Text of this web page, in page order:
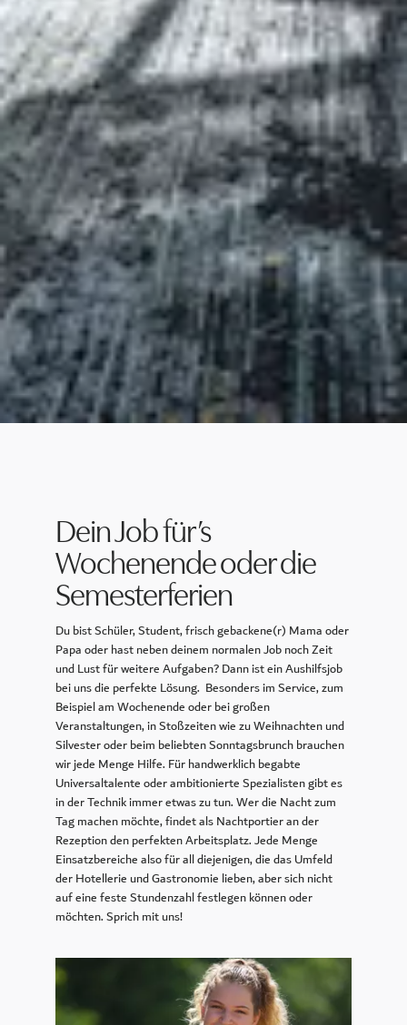
Dein Job für’s
Wochenende oder die
Semesterferien
Du bist Schüler, Student, frisch gebackene(r) Mama oder
Papa oder hast neben deinem normalen Job noch Zeit
und Lust für weitere Aufgaben? Dann ist ein Aushilfsjob
bei uns die perfekte Lösung. Besonders im Service, zum
Beispiel am Wochenende oder bei großen
Veranstaltungen, in Stoßzeiten wie zu Weihnachten und
Silvester oder beim beliebten Sonntagsbrunch brauchen
wir jede Menge Hilfe. Für handwerklich begabte
Universaltalente oder ambitionierte Spezialisten gibt es
in der Technik immer etwas zu tun. Wer die Nacht zum
Tag machen möchte, findet als Nachtportier an der
Rezeption den perfekten Arbeitsplatz. Jede Menge
Einsatzbereiche also für all diejenigen, die das Umfeld
der Hotellerie und Gastronomie lieben, aber sich nicht
auf eine feste Stundenzahl festlegen können oder
möchten. Sprich mit uns!